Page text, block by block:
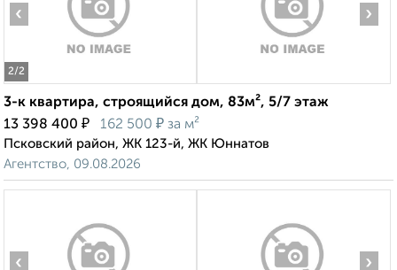
2/2
‹ ›
3-к квартира, строящийся дом, 83м², 5/7 этаж
13 398 400 ₽ 162 500 ₽ за м²
Псковский район, ЖК 123-й, ЖК Юннатов
Агентство, 09.08.2026
‹ ›